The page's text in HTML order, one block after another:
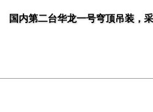
国内第二台华龙一号穹顶吊装，